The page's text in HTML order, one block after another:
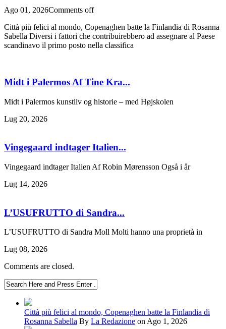
Ago 01, 2026Comments off
Città più felici al mondo, Copenaghen batte la Finlandia di Rosanna
Sabella Diversi i fattori che contribuirebbero ad assegnare al Paese
scandinavo il primo posto nella classifica
Midt i Palermos Af Tine Kra...
Midt i Palermos kunstliv og historie – med Højskolen
Lug 20, 2026
Vingegaard indtager Italien...
Vingegaard indtager Italien Af Robin Mørensson Også i år
Lug 14, 2026
L’USUFRUTTO di Sandra...
L’USUFRUTTO di Sandra Moll Molti hanno una proprietà in
Lug 08, 2026
Comments are closed.
Città più felici al mondo, Copenaghen batte la Finlandia di
Rosanna Sabella By La Redazione on Ago 1, 2026